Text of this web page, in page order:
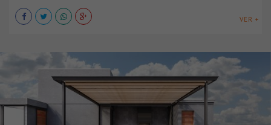
VER +